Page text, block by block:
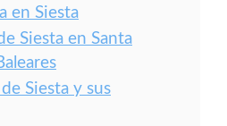
en Siesta
Siesta en Santa
Siesta y sus